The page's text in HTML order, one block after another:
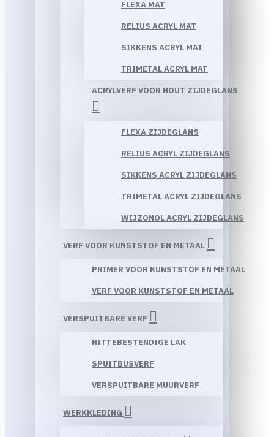
FLEXA MAT
RELIUS ACRYL MAT
SIKKENS ACRYL MAT
TRIMETAL ACRYL MAT
ACRYLVERF VOOR HOUT ZIJDEGLANS
FLEXA ZIJDEGLANS
RELIUS ACRYL ZIJDEGLANS
SIKKENS ACRYL ZIJDEGLANS
TRIMETAL ACRYL ZIJDEGLANS
WIJZONOL ACRYL ZIJDEGLANS
VERF VOOR KUNSTSTOF EN METAAL
PRIMER VOOR KUNSTSTOF EN METAAL
VERF VOOR KUNSTSTOF EN METAAL
VERSPUITBARE VERF
HITTEBESTENDIGE LAK
SPUITBUSVERF
VERSPUITBARE MUURVERF
WERKKLEDING